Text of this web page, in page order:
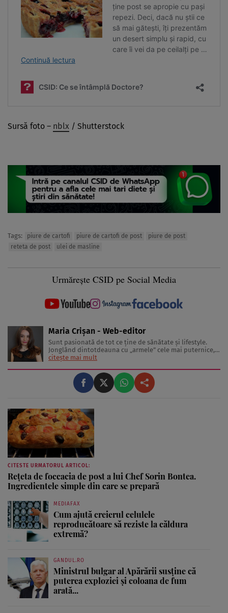
Sursă foto – nblx / Shutterstock
Tags: piure de cartofi piure de cartofi de post
piure de post
reteta de post
ulei de masline
Urmărește CSID pe Social Media
Maria Crișan - Web-editor
Sunt pasionată de tot ce ține de sănătate și lifestyle.
Jonglând dintotdeauna cu „armele” cele mai puternice,
cuvintele, îmi place să împărtășesc cu cititorii diverse
sănătos și frumos. Lucrez în jurnalism de 3 ani, ...
citește mai mult
CITESTE URMATORUL ARTICOL:
Rețeta de foccacia de post a lui Chef Sorin Bontea.
Ingredientele simple din care se prepară
MEDIAFAX
Cum ajută creierul celulele
reproducătoare să reziste la căldura
extremă?
GANDUL.RO
Ministrul bulgar al Apărării susține că
puterea exploziei și coloana de fum
arată...